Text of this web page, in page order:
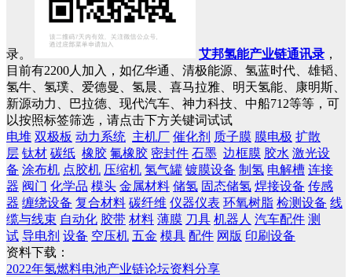
录。 艾邦氢能产业链通讯录 ，
目前有2200人加入，如亿华通、清极能源、氢蓝时代、雄韬、
氢牛、氢璞、爱德曼、氢晨、喜马拉雅、明天氢能、康明斯、
新源动力、巴拉德、现代汽车、神力科技、中船712等等，可
以按照标签筛选，请点击下方关键词试试
电堆 双极板 动力系统 主机厂 催化剂 质子膜 膜电极 扩散
层 钛材 碳纸 橡胶 氟橡胶 密封件 石墨 边框膜 胶水 激光设
备 涂布机 点胶机 压缩机 氢气罐 镀膜设备 制氢 电解槽 连接
器 阀门 化学品 模头 金属材料 储氢 固态储氢 焊接设备 传感
器 缠绕设备 复合材料 碳纤维 仪器仪表 环氧树脂 检测设备 线
缆与线束 自动化 胶带 材料 薄膜 刀具 机器人 汽车配件 测
试 导电剂 设备 空压机 五金 模具 配件 网版 印刷设备
资料下载：
2022年氢燃料电池产业链论坛资料分享